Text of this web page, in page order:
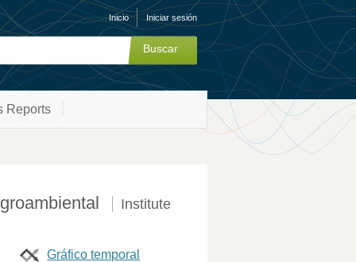
Inicio Iniciar sesión
Reports
Institute
Gráfico temporal